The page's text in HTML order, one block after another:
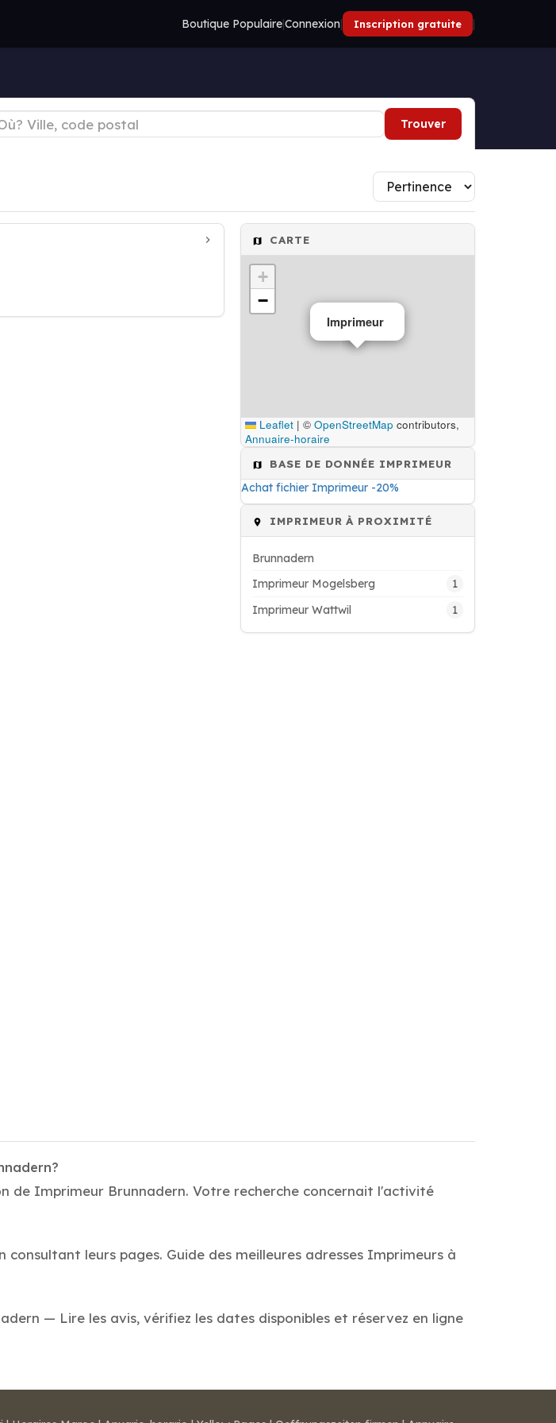
Boutique Populaire|Connexion| Inscription gratuite |
Trouver
CARTE
Imprimeur
+
−
Leaflet | © OpenStreetMap contributors,
Annuaire-horaire
BASE DE DONNÉE IMPRIMEUR
Achat fichier Imprimeur -20%
IMPRIMEUR À PROXIMITÉ
Brunnadern
Imprimeur Mogelsberg
1
Imprimeur Wattwil 1
de Imprimeur Brunnadern. Votre recherche concernait l'activité
leurs pages. Guide des meilleures adresses Imprimeurs à
— Lire les avis, vérifiez les dates disponibles et réservez en ligne